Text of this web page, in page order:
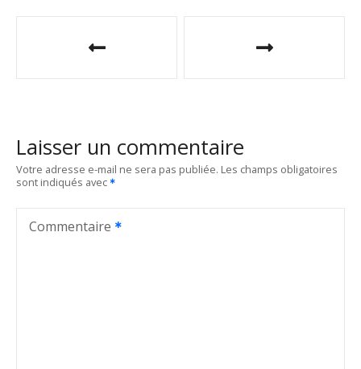
g
a
Laisser un commentaire
Votre adresse e-mail ne sera pas publiée. Les champs obligatoires
sont indiqués avec
Commentaire